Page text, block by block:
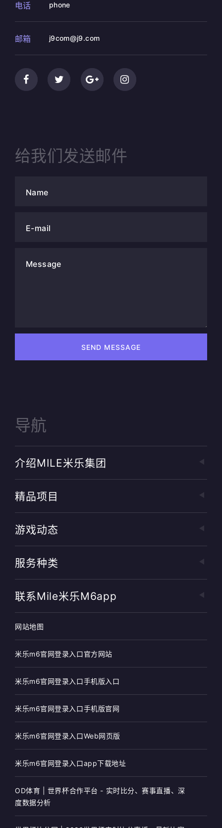
电话 phone
邮箱 j9com@j9.com
给我们发送邮件
Name
E-mail
Message
SEND MESSAGE
导航
介绍MILE米乐集团
精品项目
游戏动态
服务种类
联系mile米乐m6app
网站地图
米乐m6官网登录入口官方网站
米乐m6官网登录入口手机版入口
米乐m6官网登录入口手机版官网
米乐m6官网登录入口Web网页版
米乐m6官网登录入口app下载地址
OD体育 | 世界杯合作平台 - 实时比分、赛事直播、深
度数据分析